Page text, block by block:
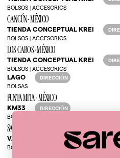
BOLSOS | ACCESORIOS
CANCÚN - MÉXICO
TIENDA CONCEPTUAL KREI
BOLSOS | ACCESORIOS
LOS CABOS - MÉXICO
TIENDA CONCEPTUAL KREI
BOLSOS | ACCESORIOS
LAGO DIRECCIÓN
BOLSAS
PUNTA MITA - MÉXICO
KM33 DIRECCIÓN
BOLSAS
SAN PEDRO SULA - HONDURAS
VAENA DIRECCIÓN
BOLSOS | GAFAS